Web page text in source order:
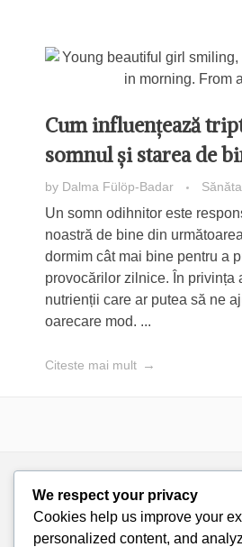
ÎNGRIJIRE ȘI FRUMUSEȚE
Cum influențează
somnul și starea de
by Dalma Fülöp-Badar
Un somn odihnitor este
noastră de bine din
dormim cât mai bine pentru a
provocărilor zilnice. În privința
nutrienții care ar putea să ne
oarecare mod. ...
Citeste mai mult
We respect your privacy
Cookies help us improve your
personalized content, and